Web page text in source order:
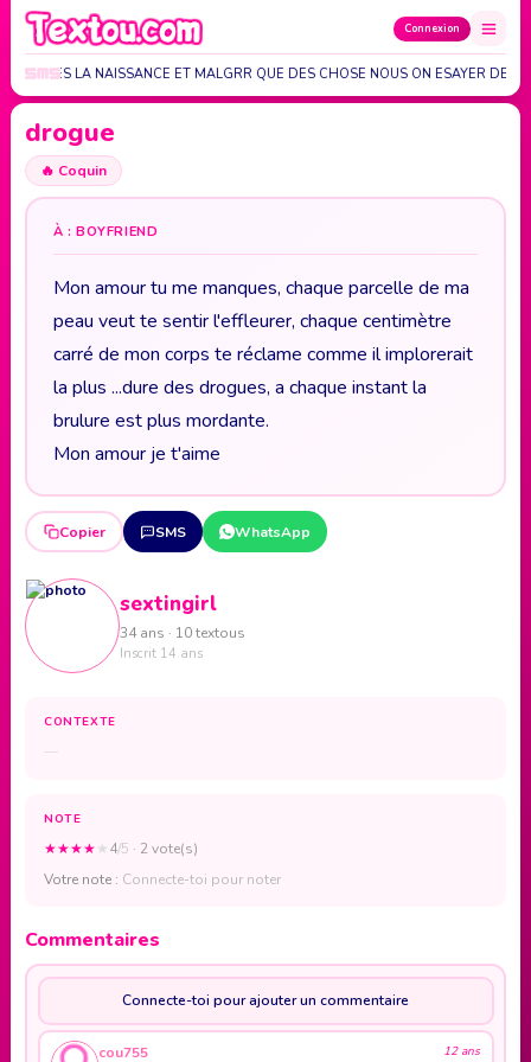
Connexion
DES LA NAISSANCE ET MALGRR QUE DES CHOSE NOUS ON ESAYER DE
drogue
🔥 Coquin
À : BOYFRIEND
Mon amour tu me manques, chaque parcelle de ma
peau veut te sentir l'effleurer, chaque centimètre
carré de mon corps te réclame comme il implorerait
la plus ...dure des drogues, a chaque instant la
brulure est plus mordante.
Mon amour je t'aime
Copier SMS WhatsApp
sextingirl
34 ans · 10 textous
Inscrit 14 ans
CONTEXTE
—
NOTE
★★★★★4/5 · 2 vote(s)
Votre note : Connecte-toi pour noter
Commentaires
Connecte-toi pour ajouter un commentaire
cou755 12 ans